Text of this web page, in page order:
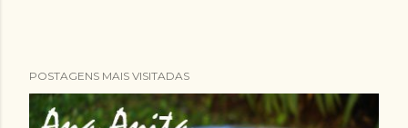
POSTAGENS MAIS VISITADAS